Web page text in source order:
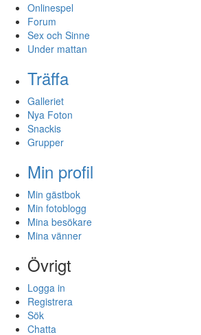
Onlinespel
Forum
Sex och Sinne
Under mattan
Träffa
Galleriet
Nya Foton
Snackis
Grupper
Min profil
Min gästbok
Min fotoblogg
Mina besökare
Mina vänner
Övrigt
Logga in
Registrera
Sök
Chatta